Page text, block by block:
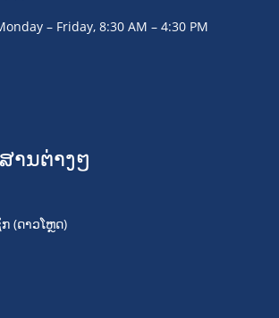
– Friday, 8:30 AM – 4:30 PM
ານຕ່າງໆ
(ດາວໂຫຼດ)